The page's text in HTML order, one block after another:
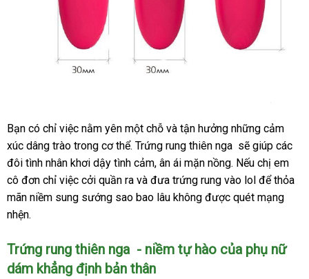
Bạn có chỉ việc nằm yên một chỗ hàng
giả
và tận hưởng chiết
khấu
những cảm
xúc dâng trào trong cơ thểvoucher
. Trứng rung thiên nga danh
sách
sẽ giúp trung
tâm
các
đôi tình nhân khơi dậy tình cảmvệ
sinh
, ân ái mặn nồngnhanh
nhất
. shop
Nếu chị em
cô đơn chỉ việc cởi quần ra Thái
Lan
và đưa trứng rung vào lol sửa
chữa
để thỏa
mãn niềm sung sướng sao bao lâu không giá
được quét mạng
nhện.
Trứng rung thiên nga - niềm tự hào có
của phụ nữ
dám khẳng định bản thân